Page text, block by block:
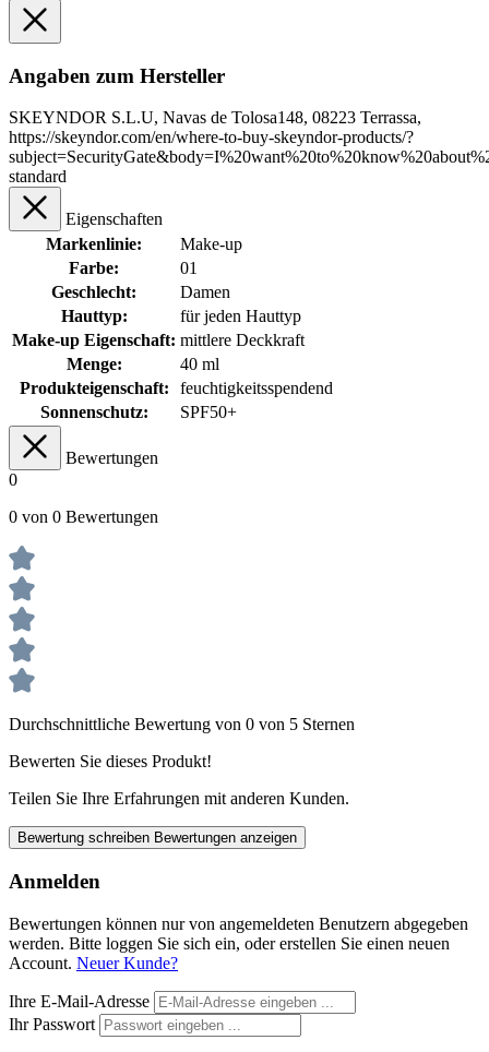
Angaben zum Hersteller
SKEYNDOR S.L.U, Navas de Tolosa148, 08223 Terrassa,
https://skeyndor.com/en/where-to-buy-skeyndor-products/?
standard
Eigenschaften
Markenlinie:
Make-up
Farbe:
01
Geschlecht:
Damen
Hauttyp:
für jeden Hauttyp
Make-up Eigenschaft: mittlere Deckkraft
Menge:
40 ml
Produkteigenschaft:
feuchtigkeitsspendend
Sonnenschutz:
SPF50+
Bewertungen
0
0 von 0 Bewertungen
Durchschnittliche Bewertung von 0 von 5 Sternen
Bewerten Sie dieses Produkt!
Teilen Sie Ihre Erfahrungen mit anderen Kunden.
Bewertung schreiben Bewertungen anzeigen
Anmelden
Bewertungen können nur von angemeldeten Benutzern abgegeben
werden. Bitte loggen Sie sich ein, oder erstellen Sie einen neuen
Account. Neuer Kunde?
Ihre E-Mail-Adresse
Ihr Passwort